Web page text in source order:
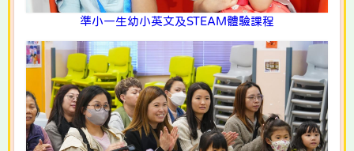
準小一生幼小英文及STEAM體驗課程